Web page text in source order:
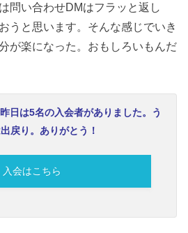
問い合わせDMはフラッと返し
うと思います。そんな感じでいき
が楽になった。おもしろいもんだ
日は5名の入会者がありました。う
戻り。ありがとう！
入会はこちら